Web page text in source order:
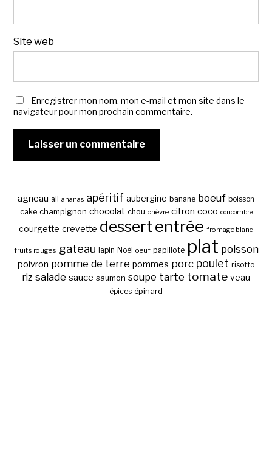
Site web
Enregistrer mon nom, mon e-mail et mon site dans le
navigateur pour mon prochain commentaire.
agneau ail ananas apéritif aubergine banane boeuf boisson
cake champignon chocolat chou chèvre citron coco concombre
courgette crevette dessert entrée fromage blanc
fruits rouges gateau lapin Noël oeuf papillote plat poisson
poivron pomme de terre pommes porc poulet risotto
riz salade sauce saumon soupe tarte tomate veau
épices épinard